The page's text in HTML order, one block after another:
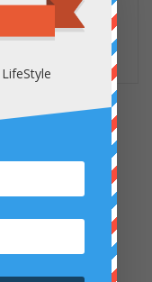
aunque no
una gran
debes